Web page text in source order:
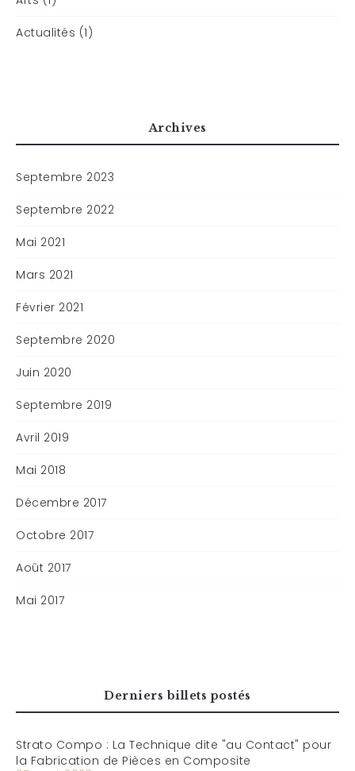
Actualités (1)
Archives
Septembre 2023
Septembre 2022
Mai 2021
Mars 2021
Février 2021
Septembre 2020
Juin 2020
Septembre 2019
Avril 2019
Mai 2018
Décembre 2017
Octobre 2017
Août 2017
Mai 2017
Derniers billets postés
Strato Compo : La Technique dite "au Contact" pour
la Fabrication de Pièces en Composite